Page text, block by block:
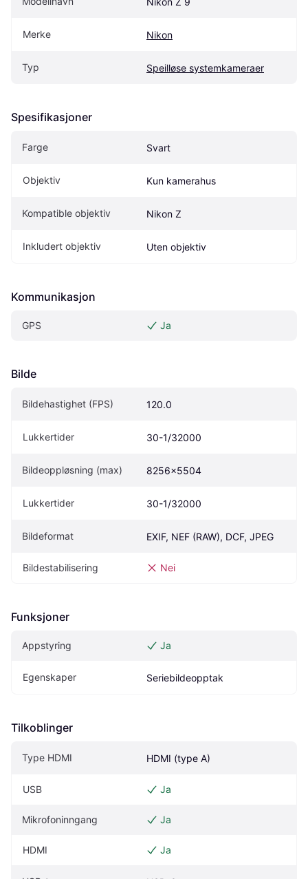
Merke Nikon
Typ Speilløse systemkameraer
Spesifikasjoner
Farge Svart
Objektiv Kun kamerahus
Kompatible objektiv Nikon Z
Inkludert objektiv Uten objektiv
Kommunikasjon
GPS Ja
Bilde
Bildehastighet (FPS) 120.0
Lukkertider 30-1/32000
Bildeoppløsning (max) 8256x5504
Lukkertider 30-1/32000
Bildeformat EXIF, NEF (RAW), DCF, JPEG
Bildestabilisering Nei
Funksjoner
Appstyring Ja
Egenskaper Seriebildeopptak
Tilkoblinger
Type HDMI HDMI (type A)
USB Ja
Mikrofoninngang Ja
HDMI Ja